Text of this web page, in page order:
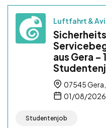
Luftfahrt &
aus Gera
07545
01/08/2026
Studentenjob